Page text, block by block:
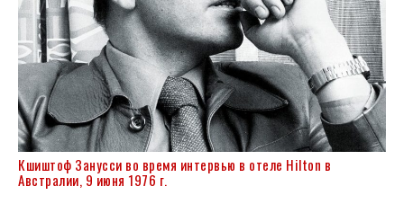
Кшиштоф Занусси во время интервью в отеле Hilton в
Австралии, 9 июня 1976 г.